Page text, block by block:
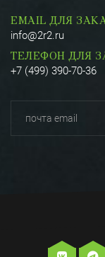
EMAIL ДЛЯ
info@2r2.ru
ТЕЛЕФОН ДЛЯ
+7 (499) 390-70-36